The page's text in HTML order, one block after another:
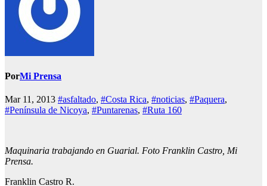
PorMi Prensa
Mar 11, 2013 #asfaltado, #Costa Rica, #noticias, #Paquera,
#Península de Nicoya, #Puntarenas, #Ruta 160
Maquinaria trabajando en Guarial. Foto Franklin Castro, Mi
Prensa.
Franklin Castro R.